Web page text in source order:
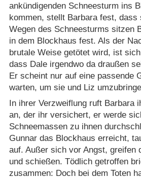
ankündigenden Schneesturm ins
kommen, stellt Barbara fest, dass
Wegen des Schneesturms sitzen
in dem Blockhaus fest. Als der
brutale Weise getötet wird, ist
dass Dale irgendwo da draußen
Er scheint nur auf eine passende
warten, um sie und Liz
In ihrer Verzweiflung ruft Barbara
an, der ihr versichert, er werde
Schneemassen zu ihnen
Gunnar das Blockhaus erreicht,
auf. Außer sich vor Angst, greifen
und schießen. Tödlich getroffen
zusammen: Doch bei dem Toten